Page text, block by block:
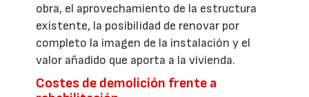
obra, el aprovechamiento de la estructura
existente, la posibilidad de renovar por
completo la imagen de la instalación y el
valor añadido que aporta a la vivienda.
Costes de demolición frente a